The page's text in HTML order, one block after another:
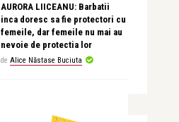
AURORA LIICEANU: Barbatii
inca doresc sa fie protectori cu
femeile, dar femeile nu mai au
nevoie de protectia lor
de Alice Năstase Buciuta